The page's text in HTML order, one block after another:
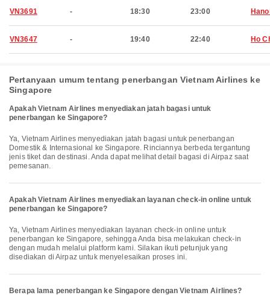
VN3691 - 18:30 23:00
VN3647 - 19:40 22:40 Ho
Pertanyaan umum tentang penerbangan Vietnam Airlines ke
Singapore
Apakah Vietnam Airlines menyediakan jatah bagasi untuk
penerbangan ke Singapore?
Ya, Vietnam Airlines menyediakan jatah bagasi untuk penerbangan
Domestik & Internasional ke Singapore. Rinciannya berbeda tergantung
jenis tiket dan destinasi. Anda dapat melihat detail bagasi di Airpaz saat
pemesanan.
Apakah Vietnam Airlines menyediakan layanan check-in online untuk
penerbangan ke Singapore?
Ya, Vietnam Airlines menyediakan layanan check-in online untuk
penerbangan ke Singapore, sehingga Anda bisa melakukan check-in
dengan mudah melalui platform kami. Silakan ikuti petunjuk yang
disediakan di Airpaz untuk menyelesaikan proses ini.
Berapa lama penerbangan ke Singapore dengan Vietnam Airlines?